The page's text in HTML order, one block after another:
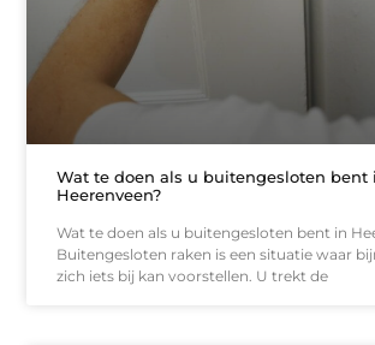
Wat te doen als u buitengesloten bent
Heerenveen?
Wat te doen als u buitengesloten bent in
Buitengesloten raken is een situatie waar
zich iets bij kan voorstellen. U trekt de